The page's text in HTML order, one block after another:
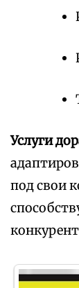
Услуги
под свои